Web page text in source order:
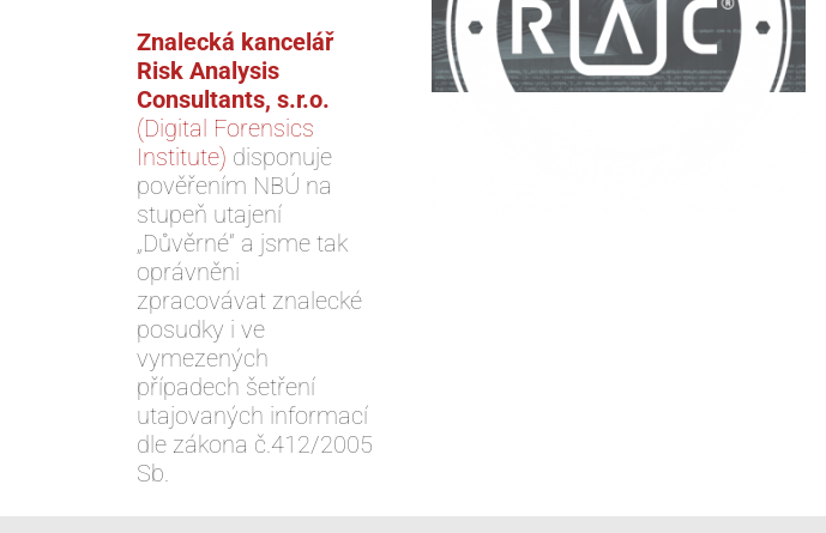
Znalecká kancelář
Risk Analysis
Consultants, s.r.o.
(Digital Forensics
Institute) disponuje
pověřením NBÚ na
stupeň utajení
„Důvěrné“ a jsme tak
oprávněni
zpracovávat znalecké
posudky i ve
vymezených
případech šetření
utajovaných informací
dle zákona č.412/2005
Sb.